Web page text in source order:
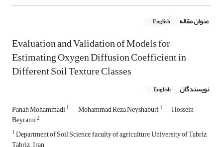
عنوان مقاله English
Evaluation and Validation of Models for
Estimating Oxygen Diffusion Coefficient in
Different Soil Texture Classes
نویسندگان English
Panah Mohammadi1 Mohammad Reza Neyshaburi1 Hossein
Beyrami2
1Department of Soil Science, faculty of agriculture, University of Tabriz,